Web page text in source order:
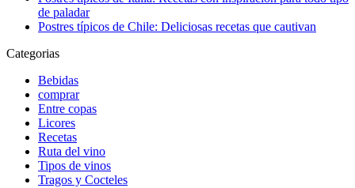
de paladar
Postres típicos de Chile: Deliciosas recetas que cautivan
Categorias
Bebidas
comprar
Entre copas
Licores
Recetas
Ruta del vino
Tipos de vinos
Tragos y Cocteles